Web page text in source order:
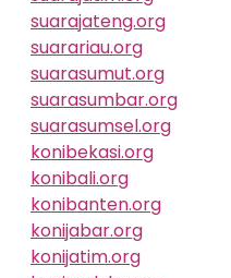
suarajateng.org
suarariau.org
suarasumut.org
suarasumbar.org
suarasumsel.org
konibekasi.org
konibali.org
konibanten.org
konijabar.org
konijatim.org